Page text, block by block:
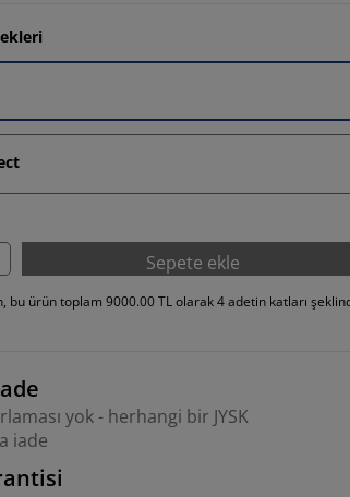
Sepete ekle
bu ürün toplam 9000.00 TL olarak 4 adetin katları
yok - herhangi bir JYSK
iade